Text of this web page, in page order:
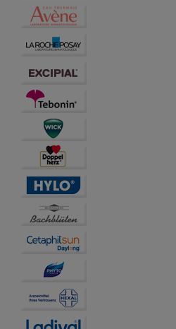
Hierüber lassen sich
und Weise der Nutzung
mit deren Hilfe wir unsere
können, den Inhalt
auch die Werbung auf
für Sie zu gestalten.
Daten hierfür teilweise an
soziale Medien